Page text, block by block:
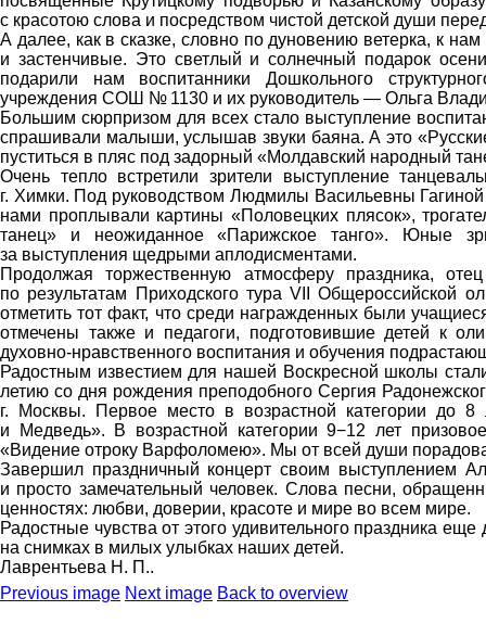
с красотою слова и посредством чистой детской души
А далее, как в сказке, словно по дуновению ветерка, к
и застенчивые. Это светлый и солнечный подарок
подарили нам воспитанники Дошкольного
учреждения СОШ № 1130 и их руководитель — Ольга
Большим сюрпризом для всех стало выступление
спрашивали малыши, услышав звуки баяна. А это
пуститься в пляс под задорный «Молдавский народный
Очень тепло встретили зрители выступление
г. Химки. Под руководством Людмилы Васильевны
нами проплывали картины «Половецких плясок»,
танец» и неожиданное «Парижское танго». Юные
за выступления щедрыми аплодисментами.
Продолжая торжественную атмосферу праздника,
по результатам Приходского тура VII Общероссийской
отметить тот факт, что среди награжденных были
отмечены также и педагоги, подготовившие детей к
духовно-нравственного воспитания и обучения
Радостным известием для нашей Воскресной школы
летию со дня рождения преподобного Сергия
г. Москвы. Первое место в возрастной категории до
и Медведь». В возрастной категории 9−12 лет
«Видение отроку Варфоломею». Мы от всей души
Завершил праздничный концерт своим выступлением
и просто замечательный человек. Слова песни,
ценностях: любви, доверии, красоте и мире во всем мире.
Радостные чувства от этого удивительного праздника
на снимках в милых улыбках наших детей.
Лаврентьева Н. П..
Previous image Next image Back to overview